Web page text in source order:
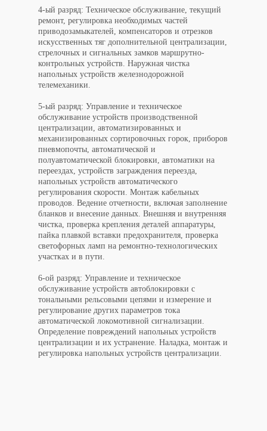
4-ый разряд: Техническое обслуживание, текущий
ремонт, регулировка необходимых частей
приводозамыкателей, компенсаторов и отрезков
искусственных тяг дополнительной централизации,
стрелочных и сигнальных замков маршрутно-
контрольных устройств. Наружная чистка
напольных устройств железнодорожной
телемеханики.
5-ый разряд: Управление и техническое
обслуживание устройств производственной
централизации, автоматизированных и
механизированных сортировочных горок, приборов
пневмопочты, автоматической и
полуавтоматической блокировки, автоматики на
переездах, устройств заграждения переезда,
напольных устройств автоматического
регулирования скорости. Монтаж кабельных
проводов. Ведение отчетности, включая заполнение
бланков и внесение данных. Внешняя и внутренняя
чистка, проверка крепления деталей аппаратуры,
пайка плавкой вставки предохранителя, проверка
светофорных ламп на ремонтно-технологических
участках и в пути.
6-ой разряд: Управление и техническое
обслуживание устройств автоблокировки с
тональными рельсовыми цепями и измерение и
регулирование других параметров тока
автоматической локомотивной сигнализации.
Определение повреждений напольных устройств
централизации и их устранение. Наладка, монтаж и
регулировка напольных устройств централизации.